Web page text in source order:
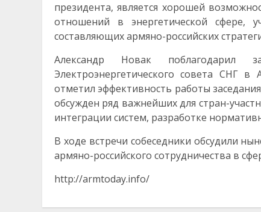
президента, является хорошей
отношений в энергетической сфере,
составляющих армяно-российских
Александр Новак
Электроэнергетического совета СНГ
отметил эффективность работы
обсужден ряд важнейших для стран-
интеграции систем, разработке
В ходе встречи собеседники обсудили
армяно-российского сотрудничества в
http://armtoday.info/